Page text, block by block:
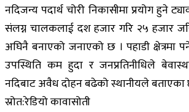
नदिजन्य पदार्थ चोरी निकासीमा प्रयोग हुने
संलग्न चालकलाई दश हजार गरि २५ हजार
अघिनै बनाएको जनाएको छ । पहाडी क्षेत्रमा
उपस्थिति कम हुदा र जनप्रतिनीधिले
नदिबाट अवैध दोहन बढेको स्थानीयले बताएका
स्रोत:रेडियो कावासोती